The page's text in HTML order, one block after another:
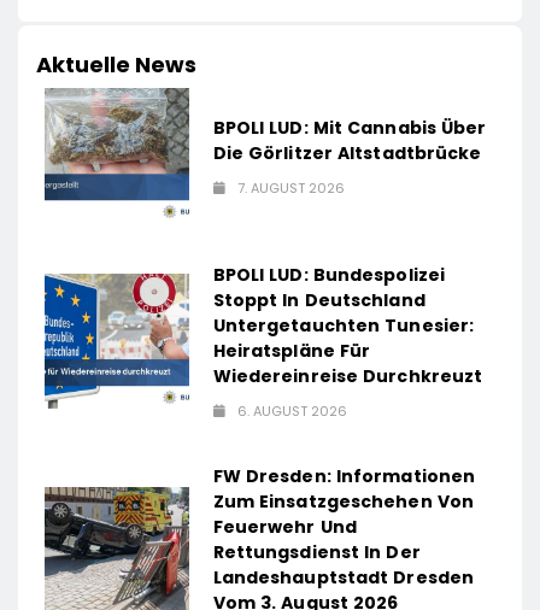
Aktuelle News
BPOLI LUD: Mit Cannabis Über
Die Görlitzer Altstadtbrücke
7. AUGUST 2026
BPOLI LUD: Bundespolizei
Stoppt In Deutschland
Untergetauchten Tunesier:
Heiratspläne Für
Wiedereinreise Durchkreuzt
6. AUGUST 2026
FW Dresden: Informationen
Zum Einsatzgeschehen Von
Feuerwehr Und
Rettungsdienst In Der
Landeshauptstadt Dresden
Vom 3. August 2026